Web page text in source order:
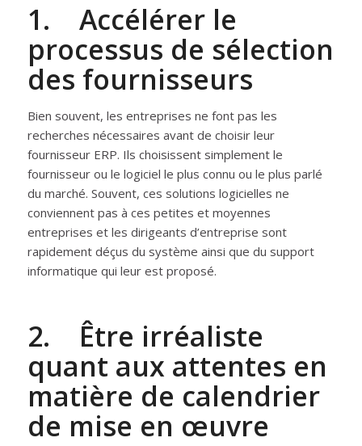
1. Accélérer le
processus de sélection
des fournisseurs
Bien souvent, les entreprises ne font pas les
recherches nécessaires avant de choisir leur
fournisseur ERP. Ils choisissent simplement le
fournisseur ou le logiciel le plus connu ou le plus parlé
du marché. Souvent, ces solutions logicielles ne
conviennent pas à ces petites et moyennes
entreprises et les dirigeants d’entreprise sont
rapidement déçus du système ainsi que du support
informatique qui leur est proposé.
2. Être irréaliste
quant aux attentes en
matière de calendrier
de mise en œuvre